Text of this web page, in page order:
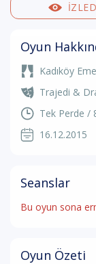
Oyun
Kadıköy
Trajedi &
Tek Perde /
16.12.2015
Seanslar
Bu oyun sona
Oyun Özeti